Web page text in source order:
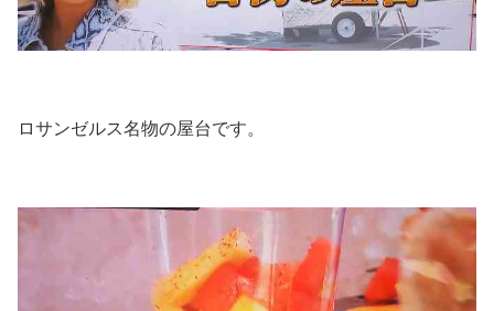
ロサンゼルス名物の屋台です。